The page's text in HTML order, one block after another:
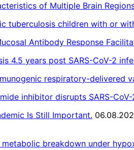
of Multiple Brain
tuberculosis children with or
Antibody Response
4.5 years post SARS-CoV-2
respiratory-delivered
inhibitor disrupts SARS-
Is Still Important.
breakdown under